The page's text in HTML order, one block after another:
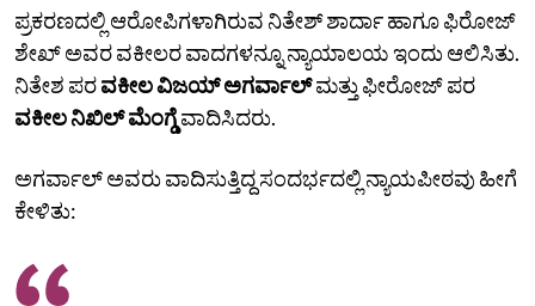
ಪ್ರಕರಣದಲ್ಲಿ ಆರೋಪಿಗಳಾಗಿರುವ ನಿತೇಶ್‌ ಶಾರ್ದಾ ಹಾಗೂ ಫಿರೋಜ್‌
ಶೇಖ್‌ ಅವರ ವಕೀಲರ ವಾದಗಳನ್ನೂ ನ್ಯಾಯಾಲಯ ಇಂದು ಆಲಿಸಿತು.
ನಿತೇಶ ಪರವಕೀಲ ವಿಜಯ್‌ ಅಗರ್ವಾಲ್‌ ಮತ್ತು ಫೀರೋಜ್‌ ಪರ
ವಕೀಲ ನಿಖಿಲ್‌ ಮೆಂಗ್ಡೆವಾದಿಸಿದರು.
ಅಗರ್ವಾಲ್‌ ಅವರು ವಾದಿಸುತ್ತಿದ್ದ ಸಂದರ್ಭದಲ್ಲಿ ನ್ಯಾಯಪೀಠವು ಹೀಗೆ
ಕೇಳಿತು: